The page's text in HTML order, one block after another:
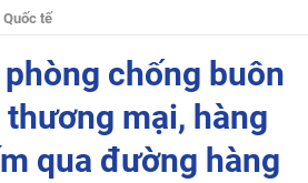
Quốc tế
chống buôn
thương mại, hàng
qua đường hàng